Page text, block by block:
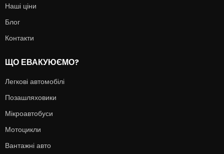
Наші ціни
Блог
Контакти
ЩО ЕВАКУЮЄМО?
Легкові автомобілі
Позашляховики
Мікроавтобуси
Мотоцикли
Вантажні авто